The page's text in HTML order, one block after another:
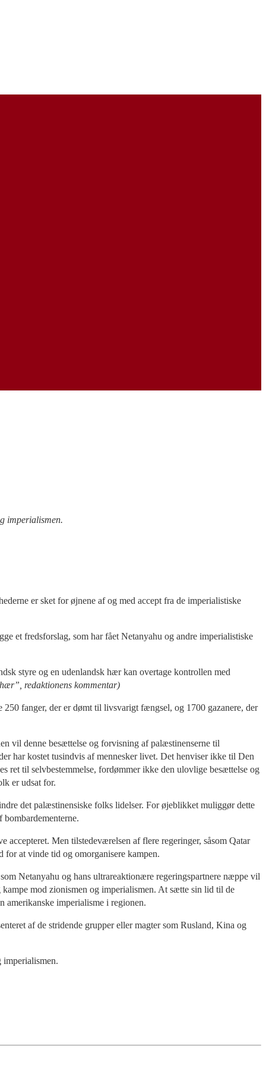
imperialismen.
er sket for øjnene af og med accept fra de imperialistiske
et fredsforslag, som har fået Netanyahu og andre imperialistiske
styre og en udenlandsk hær kan overtage kontrollen med
redaktionens kommentar)
fanger, der er dømt til livsvarigt fængsel, og 1700 gazanere, der
vil denne besættelse og forvisning af palæstinenserne til
har kostet tusindvis af mennesker livet. Det henviser ikke til Den
ret til selvbestemmelse, fordømmer ikke den ulovlige besættelse og
er udsat for.
det palæstinensiske folks lidelser. For øjeblikket muliggør dette
Men tilstedeværelsen af flere regeringer, såsom Qatar
at vinde tid og omorganisere kampen.
Netanyahu og hans ultrareaktionære regeringspartnere næppe vil
kampe mod zionismen og imperialismen. At sætte sin lid til de
amerikanske imperialisme i regionen.
af de stridende grupper eller magter som Rusland, Kina og
imperialismen.